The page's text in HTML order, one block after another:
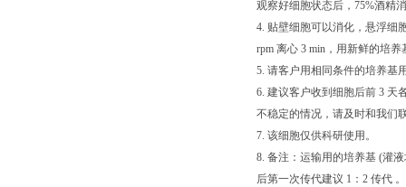
观察好细胞状态后，75%酒精
4. 贴壁细胞可以消化，悬浮细
rpm 离心 3 min，用新鲜的培
5. 请客户用相同条件的培养基
6. 建议客户收到细胞后前 3 天
不稳定的情况，请及时和我们
7. 该细胞仅供科研使用。
8. 备注：运输用的培养基 (灌
后第一次传代建议 1：2 传代 。